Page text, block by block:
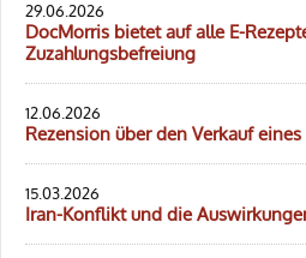
29.06.2026
DocMorris bietet auf alle E-
Zuzahlungsbefreiung
12.06.2026
Rezension über den Verkauf
15.03.2026
Iran-Konflikt und die